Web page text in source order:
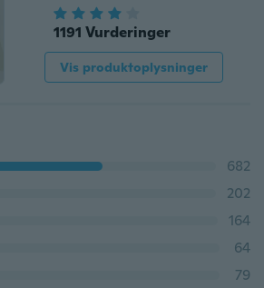
1191 Vurderinger
Vis produktoplysninger
682
202
164
64
79